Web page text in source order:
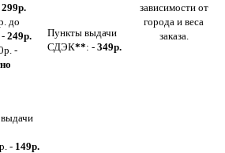
299р.
до
249р.
-
- 149р.
Пункты выдачи
СДЭК**: - 349р.
зависимости от
города и веса
заказа.